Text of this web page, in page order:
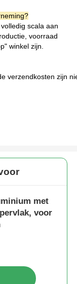
van
met
en
extra boren
is
latere
van
kunnen voor
met een
voldoet aan
scala aan
voorraad
winkel zijn.
verzendkosten zijn
met
voor